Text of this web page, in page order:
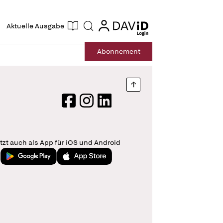
Aktuelle Ausgabe Suche login
login
Abonnement
Nach oben springen
FacebookInstagram
LinkedIn
auch als App für iOS und Android
Jetzt bei Google PlayLaden im App Store